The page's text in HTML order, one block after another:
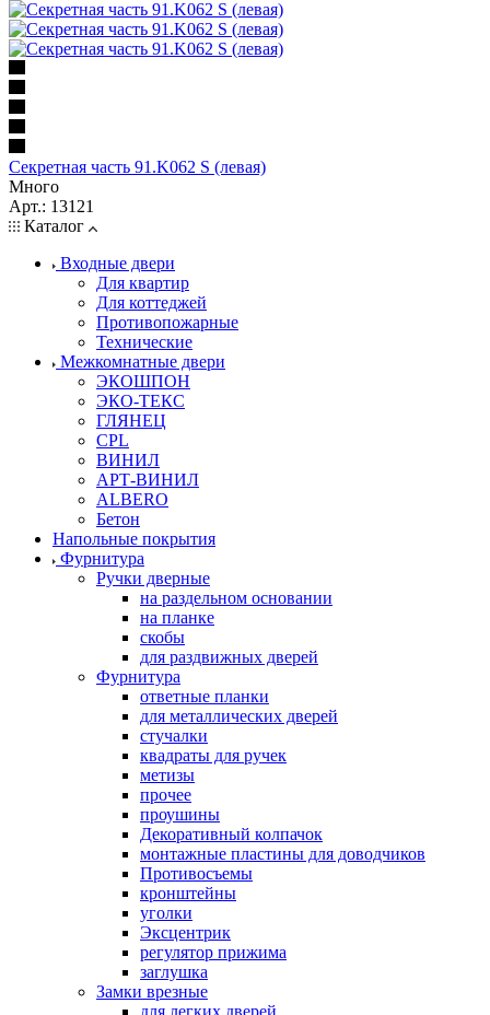
Секретная часть 91.K062 S (левая)
Много
Арт.: 13121
Каталог
Входные двери
Для квартир
Для коттеджей
Противопожарные
Технические
Межкомнатные двери
ЭКОШПОН
ЭКО-ТЕКС
ГЛЯНЕЦ
CPL
ВИНИЛ
АРТ-ВИНИЛ
ALBERO
Бетон
Напольные покрытия
Фурнитура
Ручки дверные
на раздельном основании
на планке
скобы
для раздвижных дверей
Фурнитура
ответные планки
для металлических дверей
стучалки
квадраты для ручек
метизы
прочее
проушины
Декоративный колпачок
монтажные пластины для доводчиков
Противосъемы
кронштейны
уголки
Эксцентрик
регулятор прижима
заглушка
Замки врезные
для легких дверей